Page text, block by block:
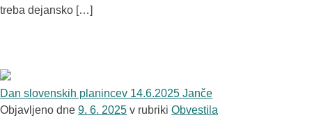
treba dejansko […]
Dan slovenskih planincev 14.6.2025 Janče
Objavljeno dne 9. 6. 2025 v rubriki Obvestila